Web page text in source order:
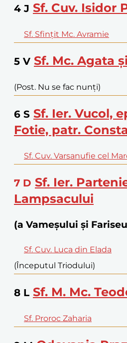
4 J Sf. Cuv. Isidor
Sf. Sfințit Mc. Avramie
5 V Sf. Mc. Agata
(Post. Nu se fac nunți)
6 S Sf. Ier. Vucol,
Fotie, patr.
Sf. Cuv. Varsanufie cel
7 D Sf. Ier.
Lampsacului
(a Vameșului și
Sf. Cuv. Luca din Elada
(Începutul Triodului)
8 L Sf. M. Mc.
Sf. Proroc Zaharia